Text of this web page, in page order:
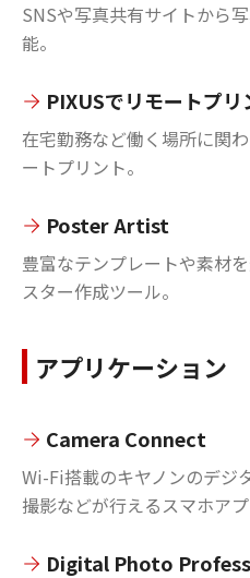
SNSや写真共有サイトから
能。
PIXUSでリモートプリ
在宅勤務など働く場所に関
ートプリント。
Poster Artist
豊富なテンプレートや素材
スター作成ツール。
アプリケーション
Camera Connect
Wi-Fi搭載のキヤノンのデジ
撮影などが行えるスマホアプ
Digital Photo